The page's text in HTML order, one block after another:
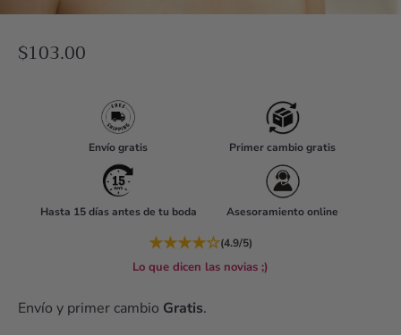
R
c
e
$103.00
Envío gratis Primer cambio gratis
Hasta 15 días antes de tu boda Asesoramiento online
★★★★☆(4.9/5)
Lo que dicen las novias ;)
Envío y primer cambio Gratis.